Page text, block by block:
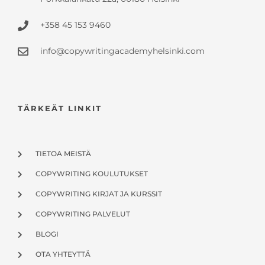
TÄRKEÄT LINKIT
TIETOA MEISTÄ
COPYWRITING KOULUTUKSET
COPYWRITING KIRJAT JA KURSSIT
COPYWRITING PALVELUT
BLOGI
OTA YHTEYTTÄ
+358 45 153 9460
info@copywritingacademyhelsinki.com